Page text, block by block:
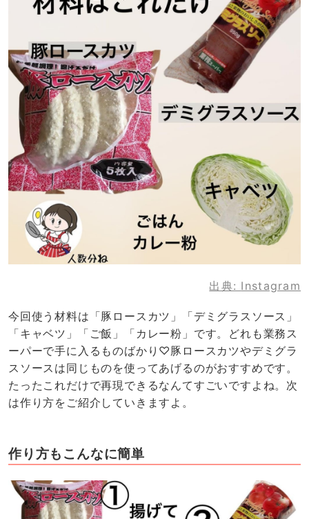
出典: Instagram
今回使う材料は「豚ロースカツ」「デミグラスソース」
「キャベツ」「ご飯」「カレー粉」です。どれも業務ス
ーパーで手に入るものばかり♡豚ロースカツやデミグラ
スソースは同じものを使ってあげるのがおすすめです。
たったこれだけで再現できるなんてすごいですよね。次
は作り方をご紹介していきますよ。
作り方もこんなに簡単